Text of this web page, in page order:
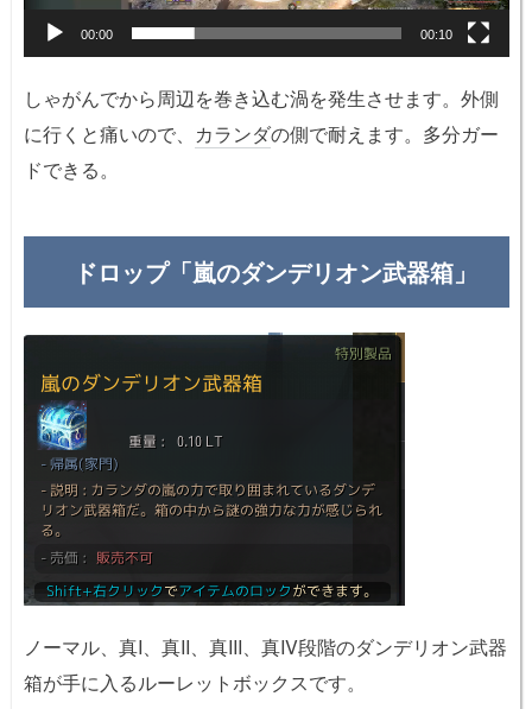
ヤ
00:00 00:10
しゃがんでから周辺を巻き込む渦を発生させます。外側
に行くと痛いので、 カランダの側で耐えます。多分ガー
ドできる。
ドロップ「嵐のダンデリオン武器箱」
ノーマル、真I、真II、真III、真IV段階のダンデリオン武器
箱が手に入るルーレットボックスです。